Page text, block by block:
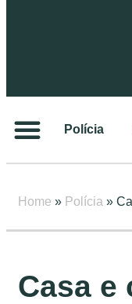
Polícia
Home » Polícia »
Casa e